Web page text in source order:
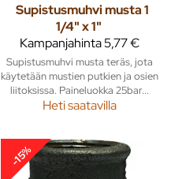
Supistusmuhvi musta 1
1/4" x 1"
Kampanjahinta5,77 €
Supistusmuhvi musta teräs, jota
käytetään mustien putkien ja osien
liitoksissa. Paineluokka 25bar...
Heti saatavilla
-15%